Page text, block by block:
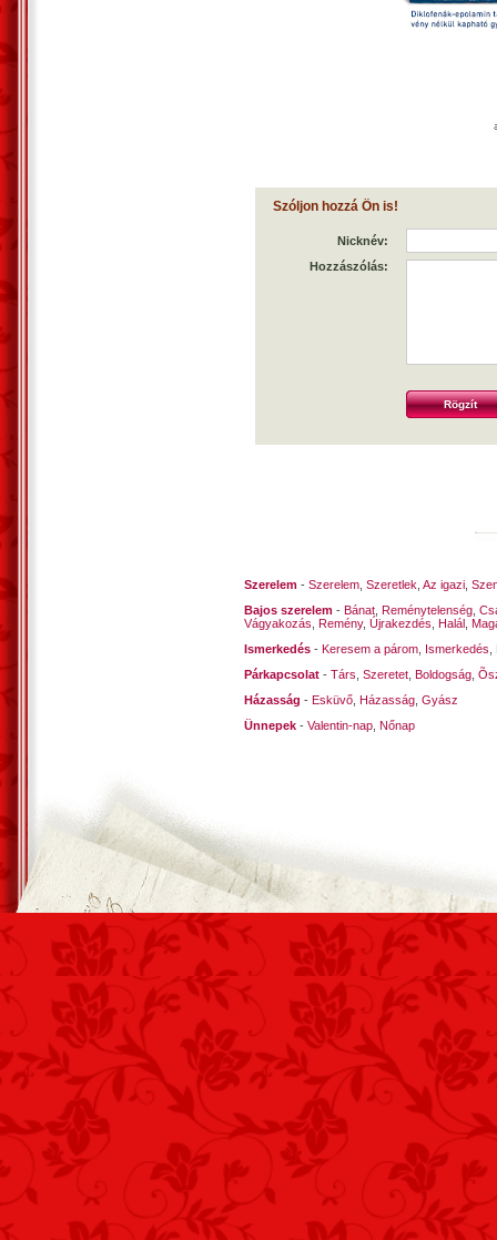
Szóljon hozzá Ön is!
Nicknév:
Hozzászólás:
Szerelem - Szerelem Szeretlek Az igazi
Bajos szerelem - Bánat Reménytelenség
Vágyakozás Remény, Újrakezdés Halál
Ismerkedés - Keresem a párom Ismerkedés
Párkapcsolat - Társ Szeretet Boldogság
Házasság - Esküvő Házasság Gyász
Ünnepek - Valentin-nap Nőnap